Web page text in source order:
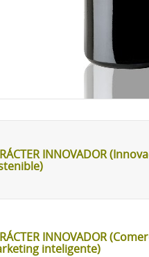
INNOVADOR
INNOVADOR
inteligente)